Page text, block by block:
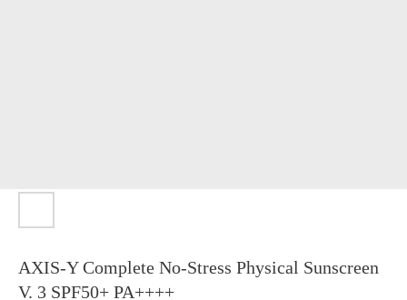
AXIS-Y Complete No-Stress Physical Sunscreen
V. 3 SPF50+ PA++++